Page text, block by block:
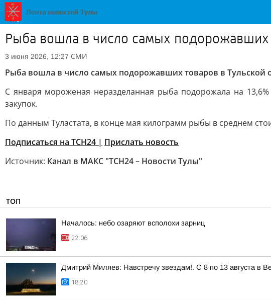
Рыба вошла в число самых подорожавших
3 июня 2026, 12:27 СМИ
Рыба вошла в число самых подорожавших товаров в Тульской
С января мороженая неразделанная рыба подорожала на
закупок.
По данным Туластата, в конце мая килограмм рыбы в среднем
Подписаться на ТСН24 | Прислать новость
Источник: Канал в МАКС "ТСН24 – Новости Тулы"
ТОП
Началось: небо озаряют всполохи зарниц
22:06
Дмитрий Миляев: Навстречу звездам!. С 8 по 13 августа в
18:20